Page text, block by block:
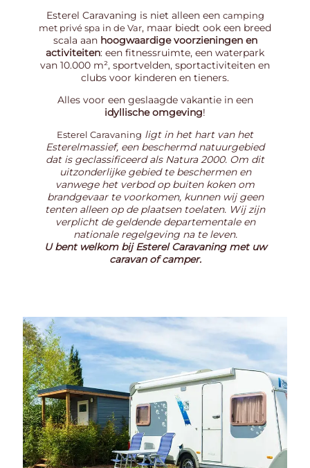
Esterel Caravaning is niet alleen een camping
met privé spa in de Var, maar biedt ook een breed
scala aan hoogwaardige voorzieningen en
activiteiten: een fitnessruimte, een waterpark
van 10.000 m², sportvelden, sportactiviteiten en
clubs voor kinderen en tieners.
Alles voor een geslaagde vakantie in een
idyllische omgeving!
Esterel Caravaning ligt in het hart van het
Esterelmassief, een beschermd natuurgebied
dat is geclassificeerd als Natura 2000. Om dit
uitzonderlijke gebied te beschermen en
vanwege het verbod op buiten koken om
brandgevaar te voorkomen, kunnen wij geen
tenten alleen op de plaatsen toelaten. Wij zijn
verplicht de geldende departementale en
nationale regelgeving na te leven.
U bent welkom bij Esterel Caravaning met uw
caravan of camper.